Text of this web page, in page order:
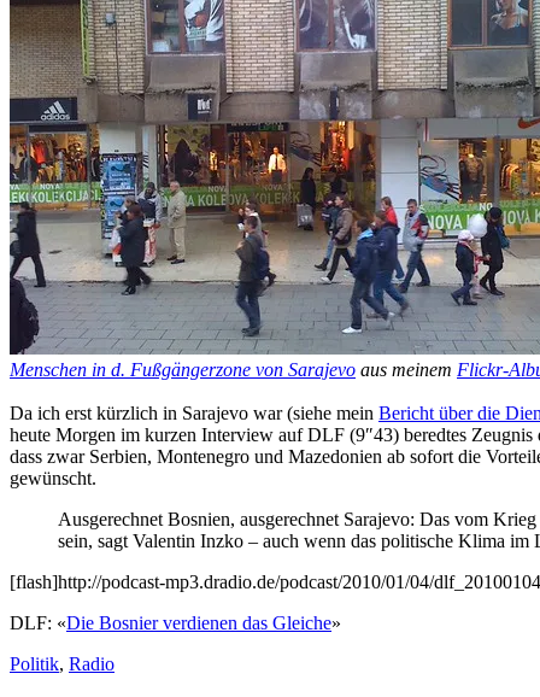
Menschen in d. Fußgängerzone von Sarajevo aus meinem Flickr-
Da ich erst kürzlich in Sarajevo war (siehe mein Bericht über die
heute Morgen im kurzen Interview auf DLF (9″43) beredtes
dass zwar Serbien, Montenegro und Mazedonien ab sofort die
gewünscht.
Ausgerechnet Bosnien, ausgerechnet Sarajevo: Das vom
sein, sagt Valentin Inzko – auch wenn das politische Klima im
[flash]http://podcast-mp3.dradio.de/podcast/2010/01/04/
DLF: «Die Bosnier verdienen das Gleiche»
Politik, Radio